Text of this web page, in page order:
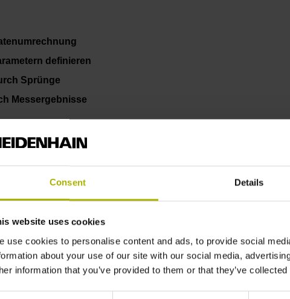
Consent Details
website uses cookies
use cookies to personalise content and ads, to provide social
about your use of our site with our social media,
information that you’ve provided to them or that they’ve
definieren
Sprünge
Messergebnisse
und Radien
Polar
(AFC)
Fräsen (OCM)